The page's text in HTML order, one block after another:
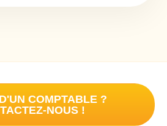
COMPTABLE ?
NOUS !